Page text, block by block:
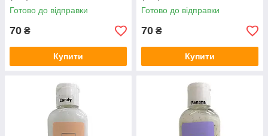
Готово до відправки
70 ₴
Купити
Готово до відправки
70 ₴
Купити